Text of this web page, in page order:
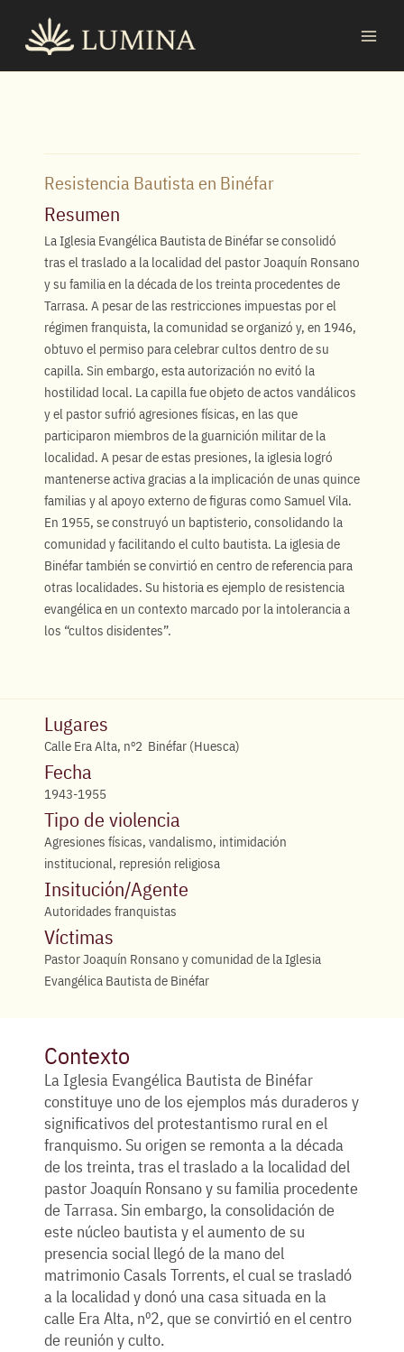
contenido
Resistencia Bautista en Binéfar
Resumen
La Iglesia Evangélica Bautista de Binéfar se consolidó
tras el traslado a la localidad del pastor Joaquín Ronsano
y su familia en la década de los treinta procedentes de
Tarrasa. A pesar de las restricciones impuestas por el
régimen franquista, la comunidad se organizó y, en 1946,
obtuvo el permiso para celebrar cultos dentro de su
capilla. Sin embargo, esta autorización no evitó la
hostilidad local. La capilla fue objeto de actos vandálicos
y el pastor sufrió agresiones físicas, en las que
participaron miembros de la guarnición militar de la
localidad. A pesar de estas presiones, la iglesia logró
mantenerse activa gracias a la implicación de unas quince
familias y al apoyo externo de figuras como Samuel Vila.
En 1955, se construyó un baptisterio, consolidando la
comunidad y facilitando el culto bautista. La iglesia de
Binéfar también se convirtió en centro de referencia para
otras localidades. Su historia es ejemplo de resistencia
evangélica en un contexto marcado por la intolerancia a
los “cultos disidentes”.
Lugares
Calle Era Alta, nº2 Binéfar (Huesca)
Fecha
1943-1955
Tipo de violencia
Agresiones físicas, vandalismo, intimidación
institucional, represión religiosa
Insitución/Agente
Autoridades franquistas
Víctimas
Pastor Joaquín Ronsano y comunidad de la Iglesia
Evangélica Bautista de Binéfar
Contexto
La Iglesia Evangélica Bautista de Binéfar
constituye uno de los ejemplos más duraderos y
significativos del protestantismo rural en el
franquismo. Su origen se remonta a la década
de los treinta, tras el traslado a la localidad del
pastor Joaquín Ronsano y su familia procedente
de Tarrasa. Sin embargo, la consolidación de
este núcleo bautista y el aumento de su
presencia social llegó de la mano del
matrimonio Casals Torrents, el cual se trasladó
a la localidad y donó una casa situada en la
calle Era Alta, nº2, que se convirtió en el centro
de reunión y culto.